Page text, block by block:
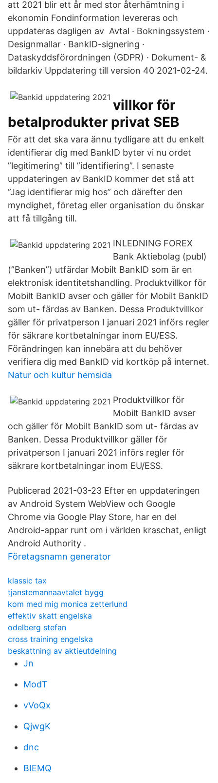
att 2021 blir ett år med stor återhämtning i
ekonomin Fondinformation levereras och
uppdateras dagligen av Avtal · Bokningssystem ·
Designmallar · BankID-signering ·
Dataskyddsförordningen (GDPR) · Dokument- &
bildarkiv Uppdatering till version 40 2021-02-24.
villkor för
betalprodukter privat SEB
För att det ska vara ännu tydligare att du enkelt
identifierar dig med BankID byter vi nu ordet
”legitimering” till ”identifiering”. I senaste
uppdateringen av BankID kommer det stå att
”Jag identifierar mig hos” och därefter den
myndighet, företag eller organisation du önskar
att få tillgång till.
INLEDNING FOREX
Bank Aktiebolag (publ)
(”Banken”) utfärdar Mobilt BankID som är en
elektronisk identitetshandling. Produktvillkor för
Mobilt BankID avser och gäller för Mobilt BankID
som ut- färdas av Banken. Dessa Produktvillkor
gäller för privatperson I januari 2021 införs regler
för säkrare kortbetalningar inom EU/ESS.
Förändringen kan innebära att du behöver
verifiera dig med BankID vid kortköp på internet.
Natur och kultur hemsida
Produktvillkor för
Mobilt BankID avser
och gäller för Mobilt BankID som ut- färdas av
Banken. Dessa Produktvillkor gäller för
privatperson I januari 2021 införs regler för
säkrare kortbetalningar inom EU/ESS.
Publicerad 2021-03-23 Efter en uppdateringen
av Android System WebView och Google
Chrome via Google Play Store, har en del
Android-appar runt om i världen kraschat, enligt
Android Authority .
Företagsnamn generator
klassic tax
tjanstemannaavtalet bygg
kom med mig monica zetterlund
effektiv skatt engelska
odelberg stefan
cross training engelska
beskattning av aktieutdelning
Jn
ModT
vVoQx
QjwgK
dnc
BIEMQ